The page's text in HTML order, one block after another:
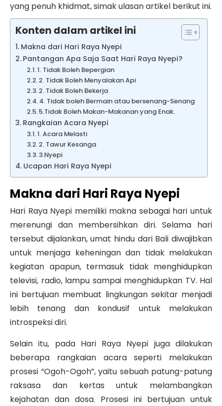
yang penuh khidmat, simak ulasan artikel berikut ini.
Konten dalam artikel ini
Makna dari Hari Raya Nyepi
Pantangan Apa Saja Saat Hari Raya Nyepi?
1. Tidak Boleh Bepergian
2. Tidak Boleh Menyalakan Api
2. Tidak Boleh Bekerja
4. Tidak boleh Bermain atau bersenang-Senang
5.Tidak Boleh Makan-Makanan yang Enak.
Rangkaian Acara Nyepi
1. Acara Melasti
2. Tawur Kesanga
3.Nyepi
Ucapan Hari Raya Nyepi
Makna dari Hari Raya Nyepi
Hari Raya Nyepi memiliki makna sebagai hari untuk
merenungi dan membersihkan diri. Selama hari
tersebut dijalankan, umat hindu dari Bali diwajibkan
untuk menjaga keheningan dan tidak melakukan
kegiatan apapun, termasuk tidak menghidupkan
televisi, radio, lampu sampai menghidupkan TV. Hal
ini bertujuan membuat lingkungan sekitar menjadi
lebih tenang dan kondusif untuk melakukan
introspeksi diri.
Selain itu, pada Hari Raya Nyepi juga dilakukan
beberapa rangkaian acara seperti melakukan
prosesi “Ogoh-Ogoh”, yaitu sebuah patung-patung
raksasa dan kertas untuk melambangkan
kejahatan dan dosa. Prosesi ini bertujuan untuk